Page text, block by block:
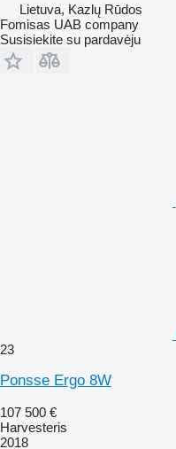
Lietuva, Kazlų Rūdos
Fomisas UAB company
Susisiekite su pardavėju
23
Ponsse Ergo 8W
107 500 €
Harvesteris
2018